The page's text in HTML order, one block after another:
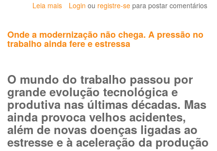
Leia mais sobre
trabalho
com
Login ou registre-se para postar comentários
Onde a modernização não chega. A pressão no
trabalho ainda fere e estressa
O mundo do trabalho passou por
grande evolução tecnológica e
produtiva nas últimas décadas. Mas
ainda provoca velhos acidentes,
além de novas doenças ligadas ao
estresse e à aceleração da produção